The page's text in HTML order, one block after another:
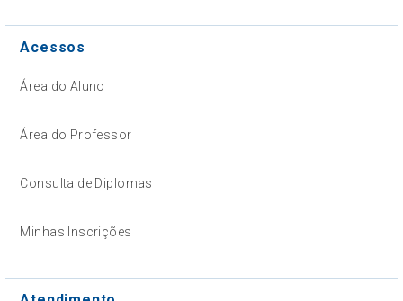
Acessos
Área do Aluno
Área do Professor
Consulta de Diplomas
Minhas Inscrições